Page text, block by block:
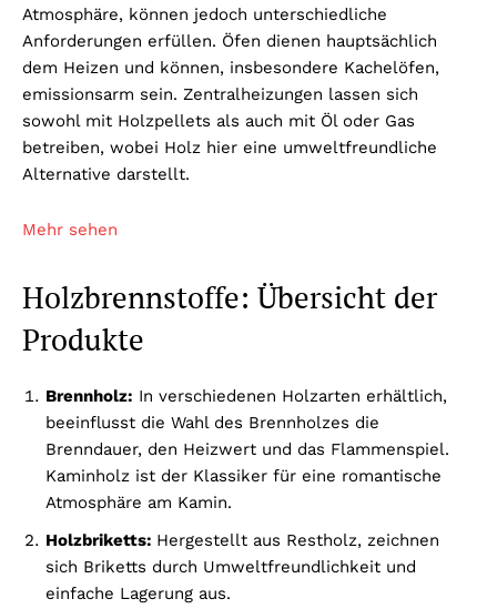
Atmosphäre, können jedoch unterschiedliche
Anforderungen erfüllen. Öfen dienen hauptsächlich
dem Heizen und können, insbesondere Kachelöfen,
emissionsarm sein. Zentralheizungen lassen sich
sowohl mit Holzpellets als auch mit Öl oder Gas
betreiben, wobei Holz hier eine umweltfreundliche
Alternative darstellt.
Mehr sehen
Holzbrennstoffe: Übersicht der
Produkte
Brennholz: In verschiedenen Holzarten erhältlich,
beeinflusst die Wahl des Brennholzes die
Brenndauer, den Heizwert und das Flammenspiel.
Kaminholz ist der Klassiker für eine romantische
Atmosphäre am Kamin.
Holzbriketts: Hergestellt aus Restholz, zeichnen
sich Briketts durch Umweltfreundlichkeit und
einfache Lagerung aus.